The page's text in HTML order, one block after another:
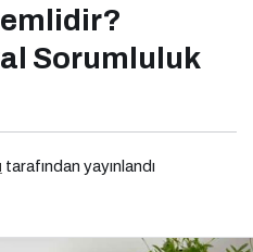
Sorumluluk
tarafından yayınlandı